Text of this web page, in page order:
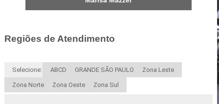
Regiões de Atendimento
Selecione: ABCD GRANDE SÃO PAULO Zona Leste
Zona Norte Zona Oeste Zona Sul